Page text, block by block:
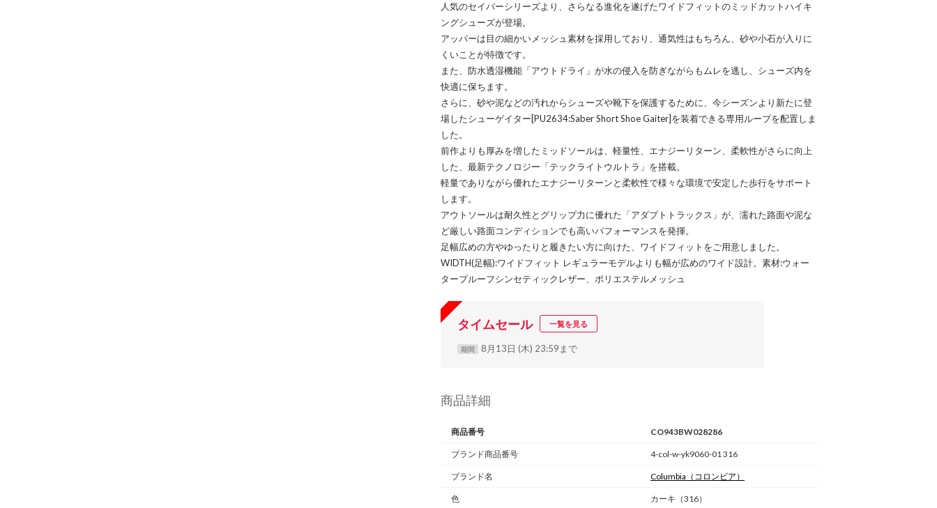
人気のセイバーシリーズより、さらなる進化を遂げたワイドフィットのミッドカットハイキ
ングシューズが登場。
アッパーは目の細かいメッシュ素材を採用しており、通気性はもちろん、砂や小石が入りに
くいことが特徴です。
また、防水透湿機能「アウトドライ」が水の侵入を防ぎながらもムレを逃し、シューズ内を
快適に保ちます。
さらに、砂や泥などの汚れからシューズや靴下を保護するために、今シーズンより新たに登
場したシューゲイター[PU2634:Saber Short Shoe Gaiter]を装着できる専用ループを配置しま
した。
前作よりも厚みを増したミッドソールは、軽量性、エナジーリターン、柔軟性がさらに向上
した、最新テクノロジー「テックライトウルトラ」を搭載。
軽量でありながら優れたエナジーリターンと柔軟性で様々な環境で安定した歩行をサポート
します。
アウトソールは耐久性とグリップ力に優れた「アダプトトラックス」が、濡れた路面や泥な
ど厳しい路面コンディションでも高いパフォーマンスを発揮。
足幅広めの方やゆったりと履きたい方に向けた、ワイドフィットをご用意しました。
WIDTH(足幅):ワイドフィット レギュラーモデルよりも幅が広めのワイド設計。素材:ウォー
タープルーフシンセティックレザー、ポリエステルメッシュ
タイムセール 一覧を見る
期間 8月13日 (木) 23:59まで
商品詳細
商品番号 CO943BW028286
ブランド商品番号 4-col-w-yk9060-01 316
ブランド名 Columbia （コロンビア）
色 カーキ（316）